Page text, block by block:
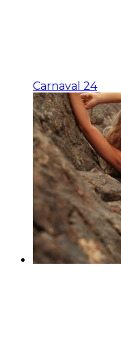
Carnaval 24